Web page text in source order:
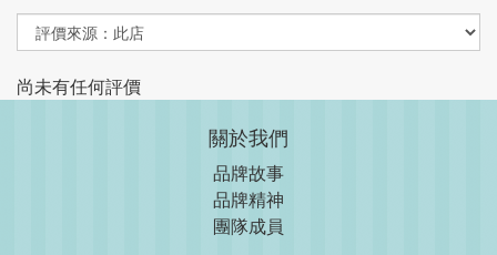
尚未有任何評價
關於我們
品牌故事
品牌精神
團隊成員